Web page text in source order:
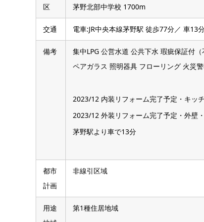
2023/12 内装リフォーム完了予定・キッ
2023/12 外装リフォーム完了予定・外壁・
茅野駅より車で13分
第1種住居地域
下水 公共下水道
接道
状況
南側 4.30m 公道